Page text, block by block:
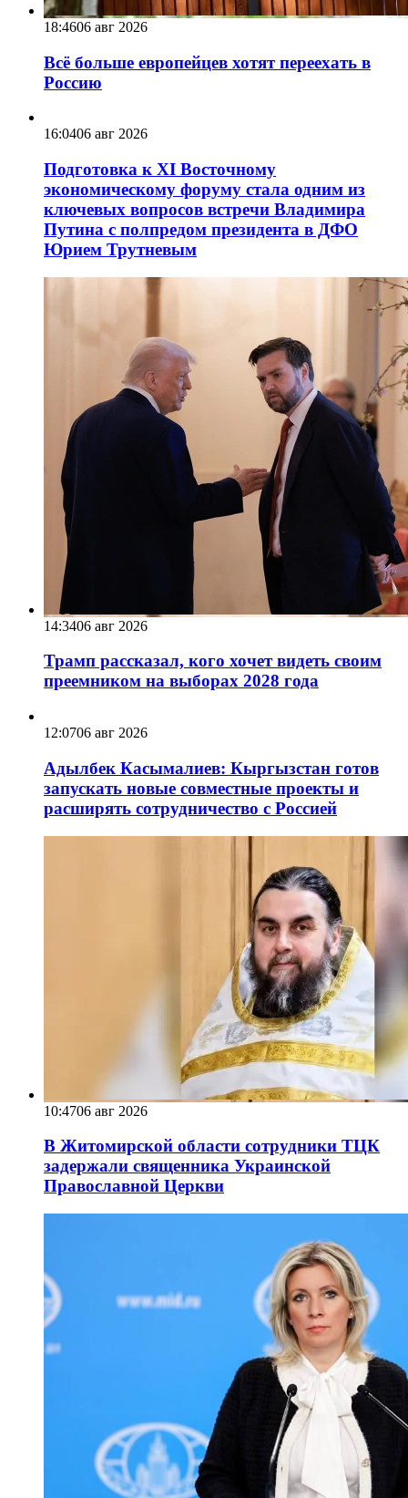
18:4606 авг 2026
Всё больше европейцев хотят переехать в
Россию
16:0406 авг 2026
Подготовка к XI Восточному
экономическому форуму стала одним из
ключевых вопросов встречи Владимира
Путина с полпредом президента в ДФО
Юрием Трутневым
14:3406 авг 2026
Трамп рассказал, кого хочет видеть своим
преемником на выборах 2028 года
12:0706 авг 2026
Адылбек Касымалиев: Кыргызстан готов
запускать новые совместные проекты и
расширять сотрудничество с Россией
10:4706 авг 2026
В Житомирской области сотрудники ТЦК
задержали священника Украинской
Православной Церкви